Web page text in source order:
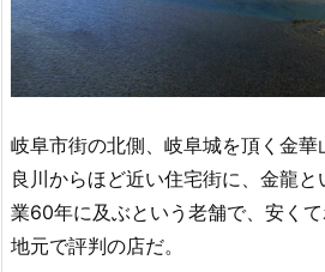
岐阜市街の北側、岐阜城を頂く金
良川からほど近い住宅街に、金龍
業60年に及ぶという老舗で、安く
地元で評判の店だ。